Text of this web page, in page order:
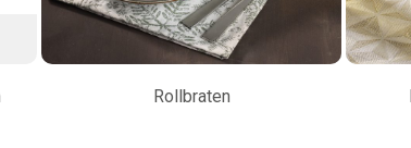
Rollbraten